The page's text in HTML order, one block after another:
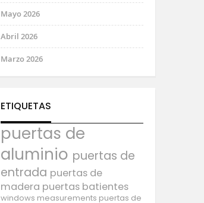
Mayo 2026
Abril 2026
Marzo 2026
ETIQUETAS
puertas de
aluminio puertas de
entrada puertas de
madera puertas batientes
windows measurements puertas de